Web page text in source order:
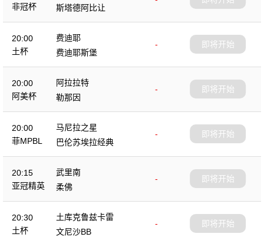
非冠杯
斯塔德阿比让
20:00
土杯
费迪耶
-
费迪耶斯堡
即将开始
20:00
阿美杯
阿拉拉特
-
勒那因
即将开始
20:00
菲MPBL
马尼拉之星
-
巴伦苏埃拉经典
即将开始
20:15
亚冠精英
武里南
-
柔佛
即将开始
20:30
土杯
土库克鲁兹卡雷
-
文尼沙BB
即将开始